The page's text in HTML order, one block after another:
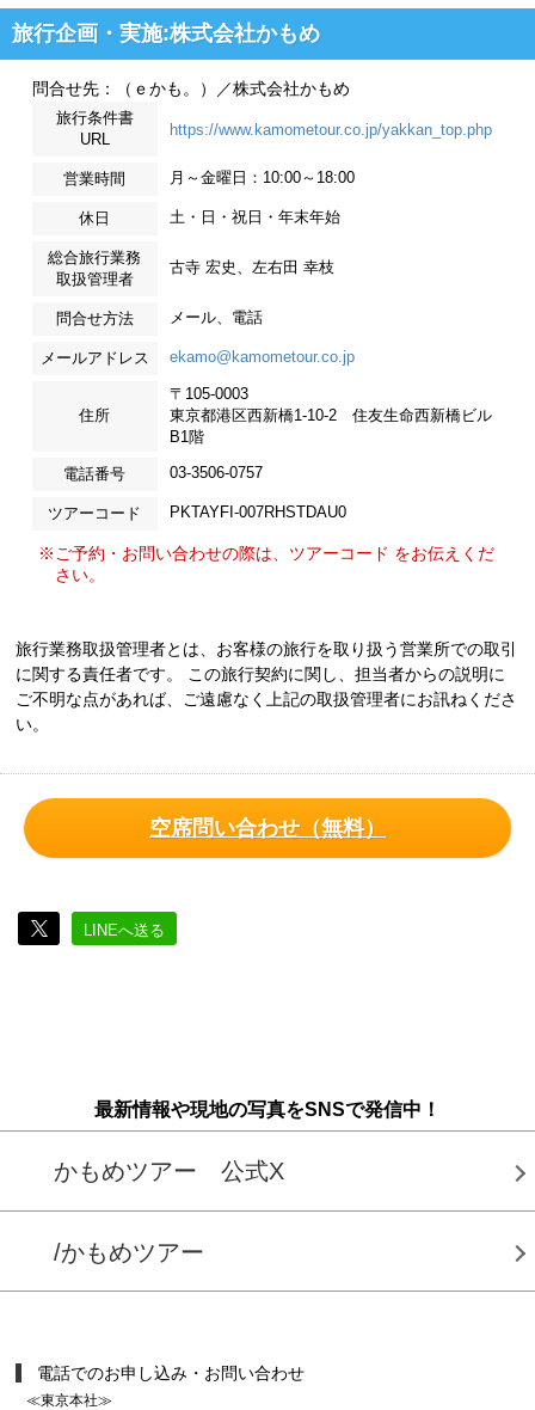
旅行企画・実施:株式会社かもめ
問合せ先：（ｅかも。）／株式会社かもめ
旅行条件書
URL
https://www.kamometour.co.jp/yakkan_top.php
営業時間 月～金曜日：10:00～18:00
休日 土・日・祝日・年末年始
総合旅行業務
取扱管理者
古寺 宏史、左右田 幸枝
問合せ方法 メール、電話
メールアドレス ekamo@kamometour.co.jp
住所
〒105-0003
東京都港区西新橋1-10-2 住友生命西新橋ビル
B1階
電話番号 03-3506-0757
ツアーコード PKTAYFI-007RHSTDAU0
※ご予約・お問い合わせの際は、ツアーコード をお伝えくだ
さい。
旅行業務取扱管理者とは、お客様の旅行を取り扱う営業所での取引
に関する責任者です。 この旅行契約に関し、担当者からの説明に
ご不明な点があれば、ご遠慮なく上記の取扱管理者にお訊ねくださ
い。
空席問い合わせ（無料）
LINEへ送る
最新情報や現地の写真をSNSで発信中！
かもめツアー 公式X
/かもめツアー
電話でのお申し込み・お問い合わせ
≪東京本社≫